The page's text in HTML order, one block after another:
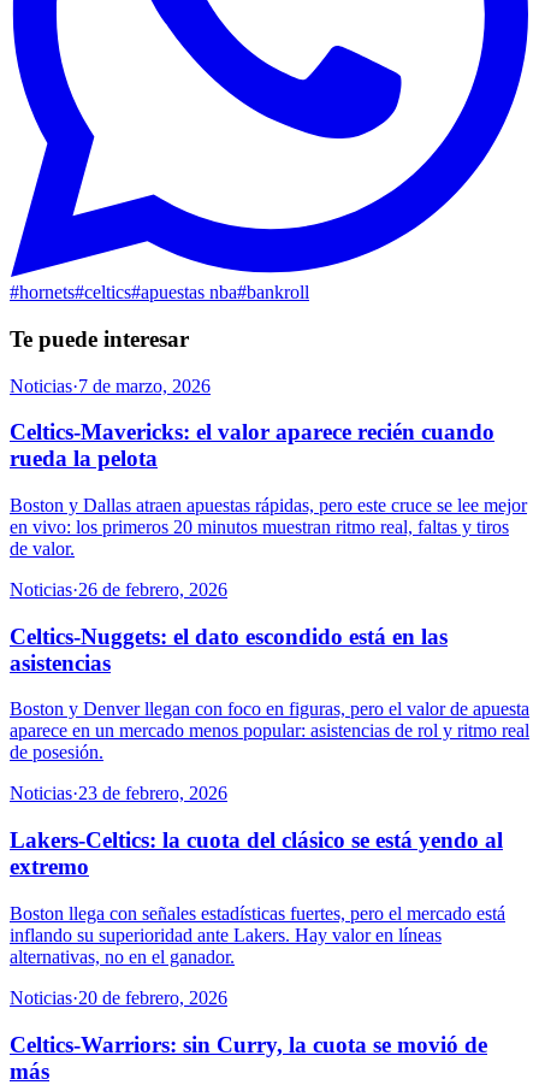
#hornets#celtics#apuestas nba#bankroll
Te puede interesar
Noticias·7 de marzo, 2026
Celtics-Mavericks: el valor aparece recién cuando
rueda la pelota
Boston y Dallas atraen apuestas rápidas, pero este cruce se lee mejor
en vivo: los primeros 20 minutos muestran ritmo real, faltas y tiros
de valor.
Noticias·26 de febrero, 2026
Celtics-Nuggets: el dato escondido está en las
asistencias
Boston y Denver llegan con foco en figuras, pero el valor de apuesta
aparece en un mercado menos popular: asistencias de rol y ritmo real
de posesión.
Noticias·23 de febrero, 2026
Lakers-Celtics: la cuota del clásico se está yendo al
extremo
Boston llega con señales estadísticas fuertes, pero el mercado está
inflando su superioridad ante Lakers. Hay valor en líneas
alternativas, no en el ganador.
Noticias·20 de febrero, 2026
Celtics-Warriors: sin Curry, la cuota se movió de
más